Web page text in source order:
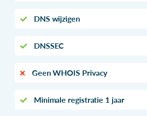
DNS wijzigen
DNSSEC
Geen WHOIS Privacy
Minimale registratie 1 jaar